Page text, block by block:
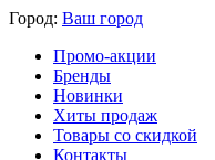
Город: Ваш город
Промо-акции
Бренды
Новинки
Хиты продаж
Товары со скидкой
Контакты